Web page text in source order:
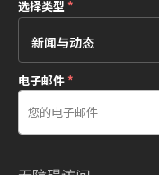
选择类型*
电子邮件*